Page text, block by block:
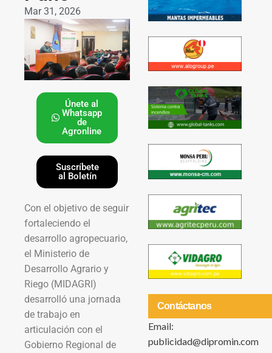
Mar 31, 2026
Únete al
Whatsapp
de
Agronline
Suscríbete
al Boletín
Con el objetivo de seguir
fortaleciendo el
desarrollo agropecuario,
el Ministerio de
Desarrollo Agrario y
Riego (MIDAGRI)
desarrolló una jornada
de trabajo en
articulación con el
Gobierno Regional de
Contáctanos
Email:
publicidad@dipromin.com